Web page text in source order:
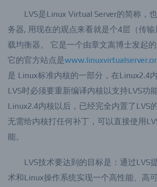
LVS是Linux Virtual Server的简称，
务器, 用现在的观点来看就是个4层（传
载均衡器。 它是一个由章文嵩博士发起的
它的官方站点是
是 Linux标准内核的一部分，在Linux2.4
LVS时必须要重新编译内核以支持LVS功
Linux2.4内核以后，已经完全内置了LVS
无需给内核打任何补丁，可以直接使用
能。
LVS技术要达到的目标是：通过LVS
术和Linux操作系统实现一个高性能、高